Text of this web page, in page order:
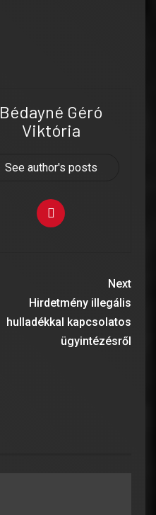
Bédayné Géró
Viktória
See author's posts
Next
Hirdetmény illegális
hulladékkal kapcsolatos
ügyintézésről